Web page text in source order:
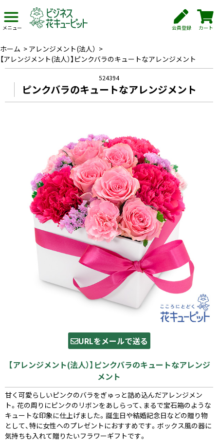
メニュー 会員登録 カート
ホーム > アレンジメント(法人） >
【アレンジメント(法人）】ピンクバラのキュートなアレンジメント
524394
ピンクバラのキュートなアレンジメント
URLをメールで送る
【アレンジメント(法人）】ピンクバラのキュートなアレンジ
メント
甘く可愛らしいピンクのバラをぎゅっと詰め込んだアレンジメン
ト。花の周りにピンクのリボンをあしらって、まるで宝石箱のような
キュートな印象に仕上げました。誕生日や結婚記念日などの贈り物
として、特に女性へのプレゼントにおすすめです。ボックス風の器に
気持ちも入れて贈りたいフラワーギフトです。